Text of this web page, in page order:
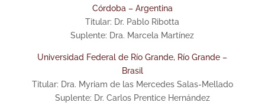
Córdoba – Argentina
Titular: Dr. Pablo Ribotta
Suplente: Dra. Marcela Martínez
Universidad Federal de Río Grande, Río Grande –
Brasil
Titular: Dra. Myriam de las Mercedes Salas-Mellado
Suplente: Dr. Carlos Prentice Hernández